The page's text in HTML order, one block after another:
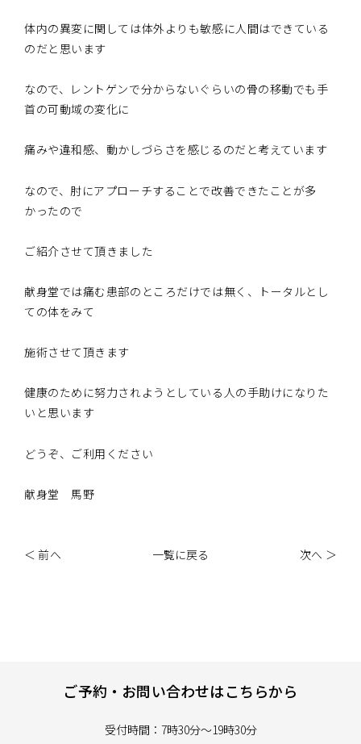
体内の異変に関しては体外よりも敏感に人間はできている
のだと思います
なので、レントゲンで分からないぐらいの骨の移動でも手
首の可動域の変化に
痛みや違和感、動かしづらさを感じるのだと考えています
なので、肘にアプローチすることで改善できたことが多
かったので
ご紹介させて頂きました
献身堂では痛む患部のところだけでは無く、トータルとし
ての体をみて
施術させて頂きます
健康のために努力されようとしている人の手助けになりた
いと思います
どうぞ、ご利用ください
献身堂 馬野
＜ 前へ 一覧に戻る 次へ ＞
ご予約・お問い合わせはこちらから
受付時間：7時30分～19時30分